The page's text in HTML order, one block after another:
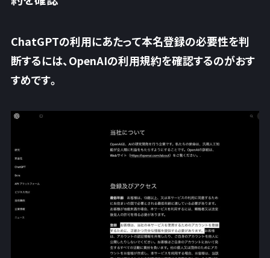
ChatGPTの利用にあたって本名登録の必要性を判
断するには、OpenAIの利用規約を確認するのがおす
すめです。